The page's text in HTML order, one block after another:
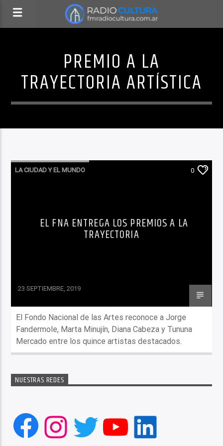
PREMIO A LA
TRAYECTORIA ARTÍSTICA
LA CIUDAD Y EL MUNDO 0
EL FNA ENTREGA LOS PREMIOS A LA
TRAYECTORIA
23 SEPTIEMBRE, 2019
El Fondo Nacional de las Artes reconoce a Jorge
Fandermole, Marta Minujín, Diana Cabeza y Tununa
Mercado entre los quince artistas destacados.
NUESTRAS REDES
Facebook
Instagram
Twitter
YouTube
LinkedIn